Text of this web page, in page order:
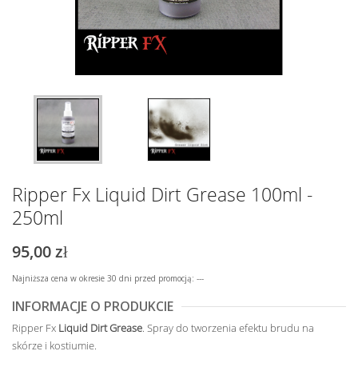
Ripper Fx Liquid Dirt Grease 100ml -
250ml
95,00 zł
Najniższa cena w okresie 30 dni przed promocją: ---
INFORMACJE O PRODUKCIE
Ripper Fx Liquid Dirt Grease. Spray do tworzenia efektu brudu na
skórze i kostiumie.